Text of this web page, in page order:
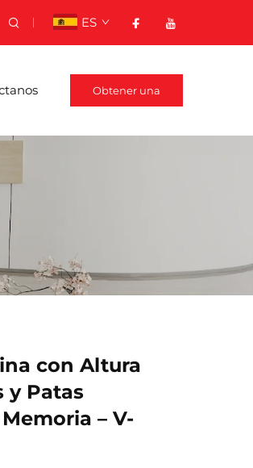
ES
Obtener una
con Altura
y Patas
– V-